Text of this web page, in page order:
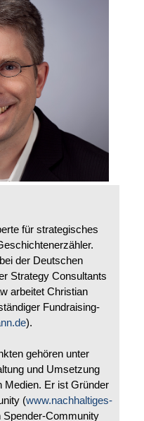
für strategisches
der Deutschen
Strategy Consultants
arbeitet Christian
Fundraising-
).
gehören unter
und Umsetzung
Medien. Er ist Gründer
(www.nachhaltiges-
Spender-Community